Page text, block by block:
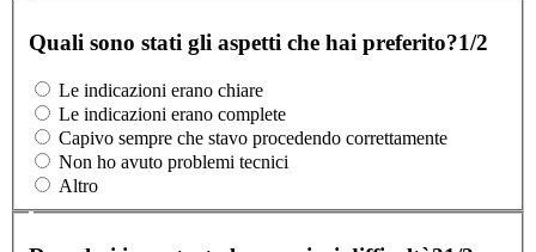
Quali sono stati gli aspetti che hai preferito?1/2
Le indicazioni erano chiare
Le indicazioni erano complete
Capivo sempre che stavo procedendo correttamente
Non ho avuto problemi tecnici
Altro